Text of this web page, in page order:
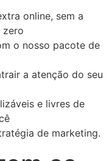
online, sem a
zero
o nosso pacote de
a atenção do seu
e livres de
de marketing.